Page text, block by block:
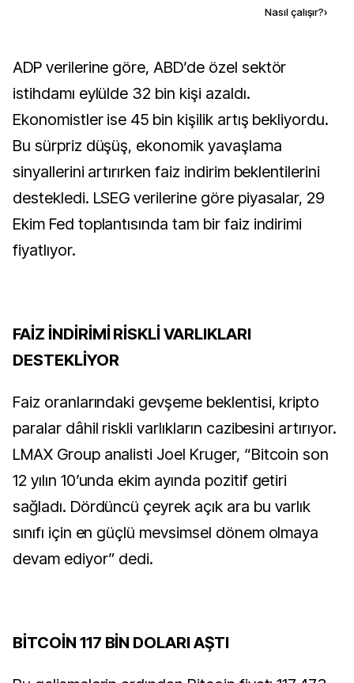
Nasıl çalışır?›
ADP verilerine göre, ABD’de özel sektör
istihdamı eylülde 32 bin kişi azaldı.
Ekonomistler ise 45 bin kişilik artış bekliyordu.
Bu sürpriz düşüş, ekonomik yavaşlama
sinyallerini artırırken faiz indirim beklentilerini
destekledi. LSEG verilerine göre piyasalar, 29
Ekim Fed toplantısında tam bir faiz indirimi
fiyatlıyor.
FAİZ İNDİRİMİ RİSKLİ VARLIKLARI
DESTEKLİYOR
Faiz oranlarındaki gevşeme beklentisi, kripto
paralar dâhil riskli varlıkların cazibesini artırıyor.
LMAX Group analisti Joel Kruger, “Bitcoin son
12 yılın 10’unda ekim ayında pozitif getiri
sağladı. Dördüncü çeyrek açık ara bu varlık
sınıfı için en güçlü mevsimsel dönem olmaya
devam ediyor” dedi.
BİTCOİN 117 BİN DOLARI AŞTI